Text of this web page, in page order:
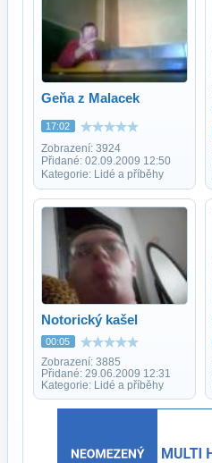
Geňa z Malacek
17:02
Zobrazení: 3924
Přidané: 02.09.2009 12:50
Kategorie: Lidé a příběhy
Notorický kašel
00:05
Zobrazení: 3885
Přidané: 29.06.2009 12:31
Kategorie: Lidé a příběhy